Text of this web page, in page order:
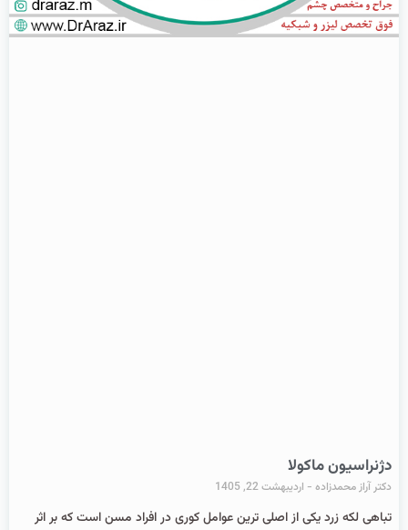
دژنراسیون ماکولا
دکتر آراز محمدزاده اردیبهشت 22, 1405
تباهی لکه زرد یکی از اصلی ترین عوامل کوری در افراد مسن است که بر اثر